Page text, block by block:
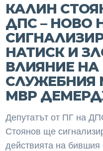
КАЛИН
ДПС – НОВО
НАТИСК И
ВЛИЯНИЕ НА
СЛУЖЕБНИЯ
МВР
Депутатът от ПГ на
Стоянов ще
действията на